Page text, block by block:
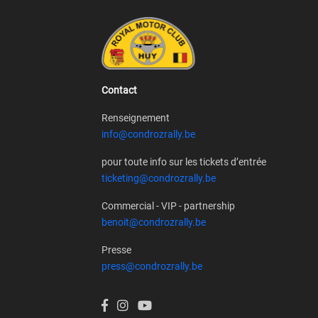
Contact
Renseignement
info@condrozrally.be
pour toute info sur les tickets d’entrée
ticketing@condrozrally.be
Commercial - VIP - partnership
benoit@condrozrally.be
Presse
press@condrozrally.be